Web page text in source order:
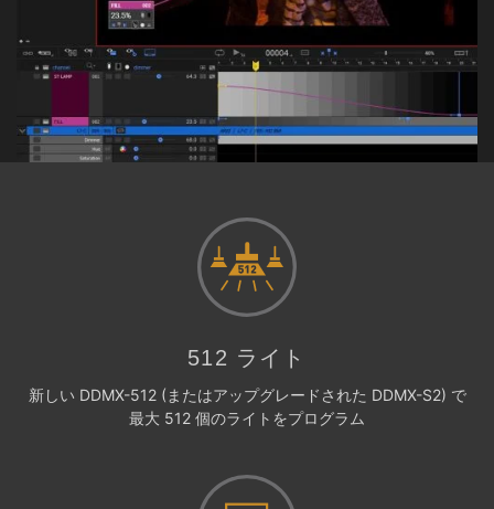
512 ライト
新しい DDMX-512 (またはアップグレードされた DDMX-S2) で
最大 512 個のライトをプログラム